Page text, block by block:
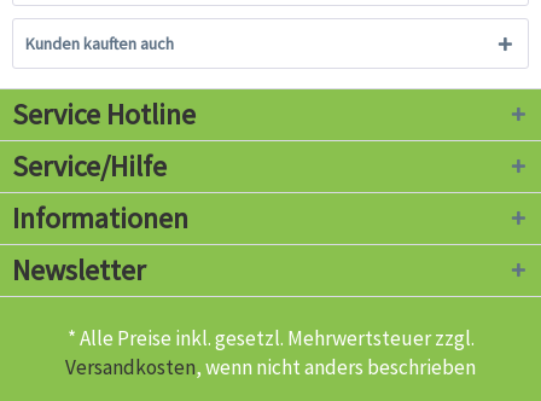
Kunden kauften auch
Service Hotline
Service/Hilfe
Informationen
Newsletter
* Alle Preise inkl. gesetzl. Mehrwertsteuer zzgl.
Versandkosten, wenn nicht anders beschrieben